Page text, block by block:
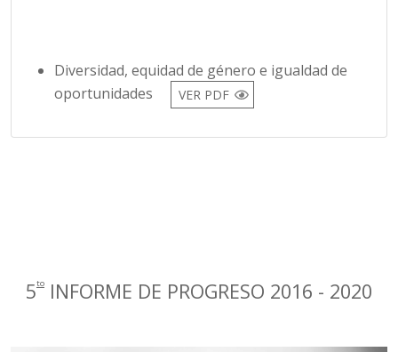
Diversidad, equidad de género e igualdad de
oportunidades
VER PDF
5to INFORME DE PROGRESO 2016 - 2020